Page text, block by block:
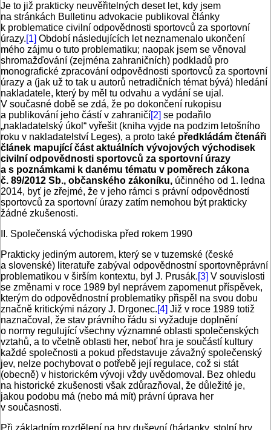
Je to již prakticky neuvěřitelných deset let, kdy jsem
na stránkách Bulletinu advokacie publikoval články
k problematice civilní odpovědnosti sportovců za sportovní
úrazy.[1] Období následujících let neznamenalo ukončení
mého zájmu o tuto problematiku; naopak jsem se věnoval
shromažďování (zejména zahraničních) podkladů pro
monografické zpracování odpovědnosti sportovců za sportovní
úrazy a (jak už to tak u autorů netradičních témat bývá) hledání
nakladatele, který by měl tu odvahu a vydání se ujal.
V současné době se zdá, že po dokončení rukopisu
a publikování jeho částí v zahraničí[2] se podařilo
„nakladatelský úkol“ vyřešit (kniha vyjde na podzim letošního
roku v nakladatelství Leges), a proto také předkládám čtenáři
článek mapující část aktuálních vývojových východisek
civilní odpovědnosti sportovců za sportovní úrazy
a s poznámkami k danému tématu v poměrech zákona
č. 89/2012 Sb., občanského zákoníku, účinného od 1. ledna
2014, byť je zřejmé, že v jeho rámci s právní odpovědností
sportovců za sportovní úrazy zatím nemohou být prakticky
žádné zkušenosti.
II. Společenská východiska před rokem 1990
Prakticky jediným autorem, který se v tuzemské (české
a slovenské) literatuře zabýval odpovědnostní sportovněprávní
problematikou v širším kontextu, byl J. Prusák.[3] V souvislosti
se změnami v roce 1989 byl neprávem zapomenut příspěvek,
kterým do odpovědnostní problematiky přispěl na svou dobu
značně kritickými názory J. Drgonec.[4] Již v roce 1989 totiž
naznačoval, že stav právního řádu si vyžaduje doplnění
o normy regulující všechny významné oblasti společenských
vztahů, a to včetně oblasti her, neboť hra je součástí kultury
každé společnosti a pokud představuje závažný společenský
jev, nelze pochybovat o potřebě její regulace, což si stát
(obecně) v historickém vývoji vždy uvědomoval. Bez ohledu
na historické zkušenosti však zdůrazňoval, že důležité je,
jakou podobu má (nebo má mít) právní úprava her
v současnosti.
Při základním rozdělení na hry duševní (hádanky, stolní hry,